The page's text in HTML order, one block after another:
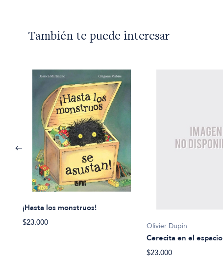
También te puede interesar
¡Hasta los monstruos!
$23.000
Olivier Dupin
Cerecita en el espacio
$23.000